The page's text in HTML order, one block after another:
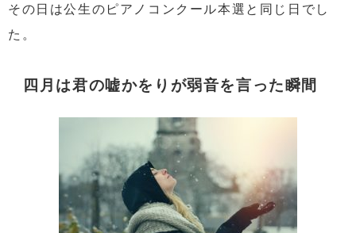
その日は公生のピアノコンクール本選と同じ日でし
た。
四月は君の嘘かをりが弱音を言った瞬間